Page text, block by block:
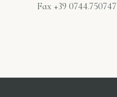
Fax +39 0744.750747